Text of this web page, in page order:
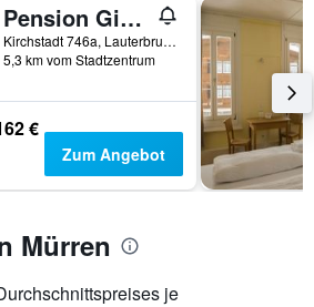
Pension Gimmelwald
Kirchstadt 746a, Lauterbrunnen, Bern, Schweiz
5,3 km vom Stadtzentrum
€
Zum Angebot
Mürren
je